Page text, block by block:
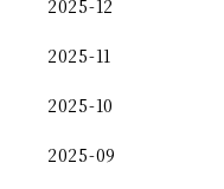
2025-12
2025-11
2025-10
2025-09